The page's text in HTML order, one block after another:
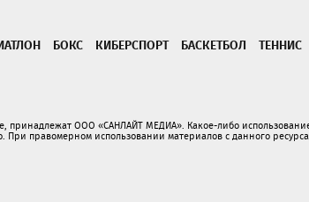
БОКС КИБЕРСПОРТ БАСКЕТБОЛ ТЕННИС
принадлежат ООО «САНЛАЙТ МЕДИА». Какое-либо
правомерном использовании материалов с данного